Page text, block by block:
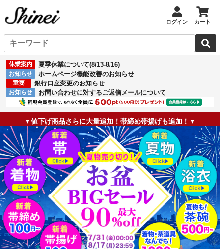
ログイン カート
休業案内 夏季休業について(8/13-8/16)
お知らせ ホームページ機能改善のお知らせ
重要 銀行口座変更のお知らせ
お知らせ お問い合わせに対するご返信メールについて
▼値下げ商品さらに大量追加！帯締め帯揚げも追加！▼